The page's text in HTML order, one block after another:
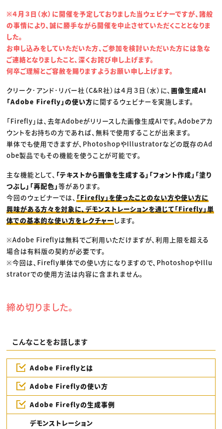
C＆R Magazine
Web
映像
ゲーム・エンタメ
広告
出版
CREATIVE VILLAGEからのお知らせ
プロフェッショナル×つながる×メディア
※４月３日（水）に開催を予定しておりました当ウェビナーですが、諸般
の事情により、誠に勝手ながら開催を中止させていただくこととなりま
した。
お申し込みをしていただいた方、ご参加を検討いただいた方には急な
ご連絡となりましたこと、深くお詫び申し上げます。
何卒ご理解とご容赦を賜りますようお願い申し上げます。
クリーク･アンド･リバー社（C&R社）は４月３日（水）に、画像生成AI
「Adobe Firefly」の使い方に関するウェビナーを実施します。
「Firefly」は、去年Adobeがリリースした画像生成AIです。Adobeアカ
ウントをお持ちの方であれば、無料で使用することが出来ます。
単体でも使用できますが、PhotoshopやIllustratorなどの既存のAd
obe製品でもその機能を使うことが可能です。
主な機能として、 「テキストから画像を生成する」「フォント作成」「塗り
つぶし」「再配色」等があります。
今回のウェビナーでは、 「Firefly」を使ったことのない方や使い方に
興味がある方々を対象に、デモンストレーションを通じて「Firefly」単
体での基本的な使い方をレクチャー します。
※Adobe Fireflyは無料でご利用いただけますが、利用上限を超える
場合は有料版の契約が必要です。
※今回は、Firefly単体での使い方になりますので、PhotoshopやIllu
stratorでの使用方法は内容に含まれません。
締め切りました。
こんなことをお話します
Adobe Fireflyとは
Adobe Fireflyの使い方
Adobe Fireflyの生成事例
デモンストレーション